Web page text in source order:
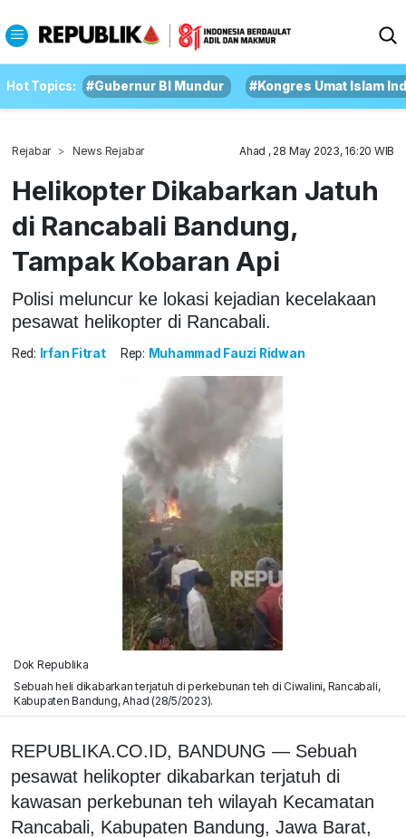
Hot Topics: #Gubernur BI Mundur #Kongres Umat Islam
Rejabar News Rejabar Ahad , 28 May 2023, 16:20 WIB
Helikopter Dikabarkan Jatuh
di Rancabali Bandung,
Tampak Kobaran Api
Polisi meluncur ke lokasi kejadian kecelakaan
pesawat helikopter di Rancabali.
Red: Irfan Fitrat Rep: Muhammad Fauzi Ridwan
Dok Republika
Sebuah heli dikabarkan terjatuh di perkebunan teh di Ciwalini, Rancabali,
Kabupaten Bandung, Ahad (28/5/2023).
REPUBLIKA.CO.ID, BANDUNG — Sebuah
pesawat helikopter dikabarkan terjatuh di
kawasan perkebunan teh wilayah Kecamatan
Rancabali, Kabupaten Bandung, Jawa Barat,